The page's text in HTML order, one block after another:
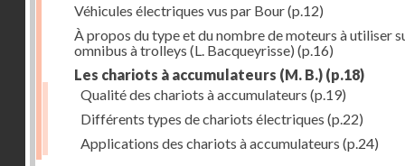
Véhicules électriques vus par Bour(p.12)
À propos du type et du nombre de moteurs à utiliser
omnibus à trolleys (L. Bacqueyrisse) (p.16)
Les chariots à accumulateurs (M. B.) (p.18)
Qualité des chariots à accumulateurs (p.19)
Différents types de chariots électriques (p.22)
Applications des chariots à accumulateurs (p.24)